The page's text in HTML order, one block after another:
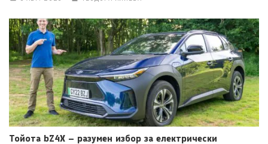
Тойота bZ4X – разумен избор за електрически